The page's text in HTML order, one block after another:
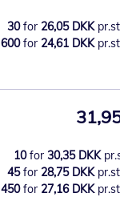
30for 26,05 DKK
600for 24,61 DKK
10for 30,35 DKK
45for 28,75 DKK
450for 27,16 DKK